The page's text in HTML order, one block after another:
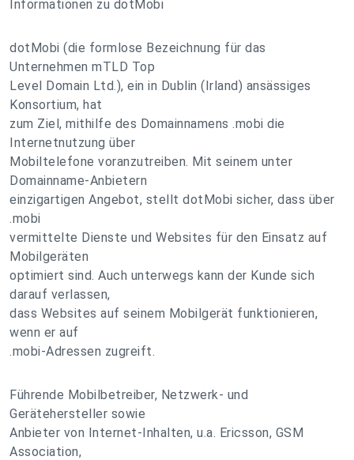
Informationen zu dotMobi
dotMobi (die formlose Bezeichnung für das
Unternehmen mTLD Top
Level Domain Ltd.), ein in Dublin (Irland) ansässiges
Konsortium, hat
zum Ziel, mithilfe des Domainnamens .mobi die
Internetnutzung über
Mobiltelefone voranzutreiben. Mit seinem unter
Domainname-Anbietern
einzigartigen Angebot, stellt dotMobi sicher, dass über
.mobi
vermittelte Dienste und Websites für den Einsatz auf
Mobilgeräten
optimiert sind. Auch unterwegs kann der Kunde sich
darauf verlassen,
dass Websites auf seinem Mobilgerät funktionieren,
wenn er auf
.mobi-Adressen zugreift.
Führende Mobilbetreiber, Netzwerk- und
Gerätehersteller sowie
Anbieter von Internet-Inhalten, u.a. Ericsson, GSM
Association,